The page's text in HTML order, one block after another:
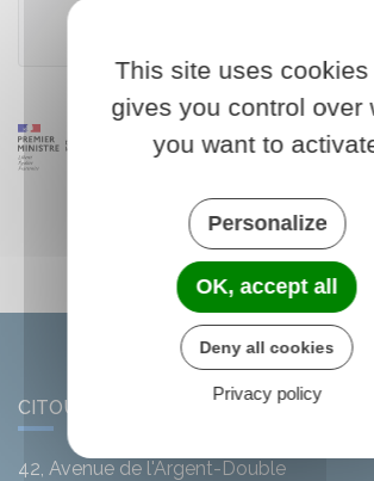
CITOU
42, Avenue de l'Argent-Double
This site uses cookies
gives you control over
you want to
Personalize
OK, accept all
Deny all cookies
Privacy policy